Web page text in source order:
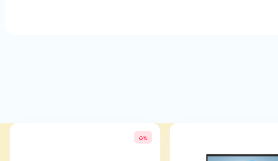
5%